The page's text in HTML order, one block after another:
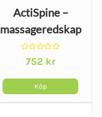
ActiSpine –
massageredskap
för
triggerpunkter i
ryggen
Betygsatt
5
752 kr
Köp